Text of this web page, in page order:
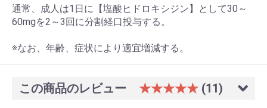
通常、成人は1日に【塩酸ヒドロキシジン】として30～
60mgを2～3回に分割経口投与する。
※なお、年齢、症状により適宜増減する。
この商品のレビュー ★★★★★ (11)